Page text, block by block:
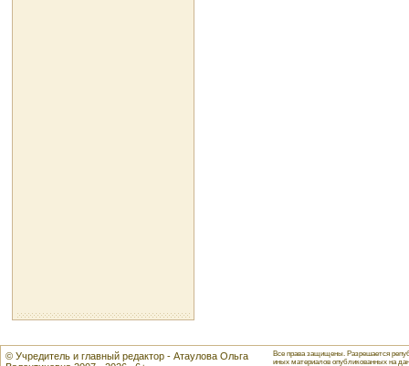
© Учредитель и главный редактор - Атаулова Ольга
Все права защищены. Разрешается
иных материалов опубликованных на